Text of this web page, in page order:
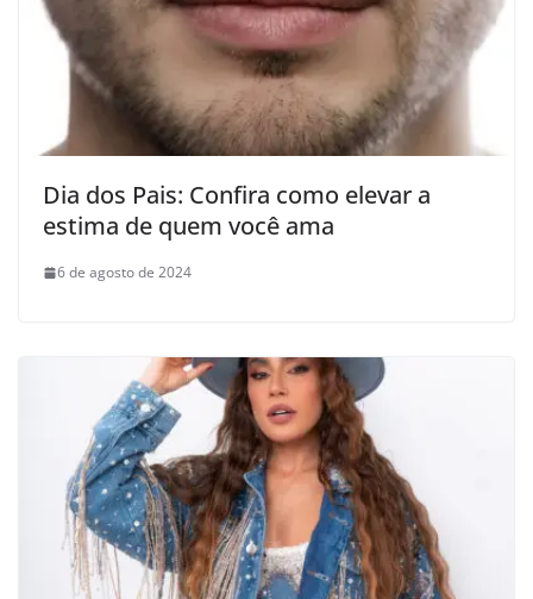
Dia dos Pais: Confira como elevar a
estima de quem você ama
6 de agosto de 2024